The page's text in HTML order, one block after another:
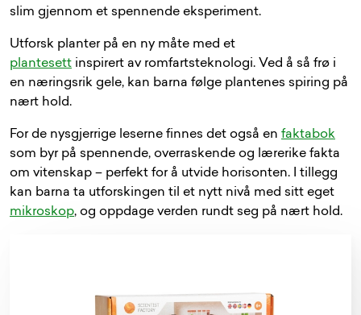
slim gjennom et spennende eksperiment.
Utforsk planter på en ny måte med et
plantesett inspirert av romfartsteknologi. Ved å så frø i
en næringsrik gele, kan barna følge plantenes spiring på
nært hold.
For de nysgjerrige leserne finnes det også en faktabok
som byr på spennende, overraskende og lærerike fakta
om vitenskap – perfekt for å utvide horisonten. I tillegg
kan barna ta utforskingen til et nytt nivå med sitt eget
mikroskop, og oppdage verden rundt seg på nært hold.